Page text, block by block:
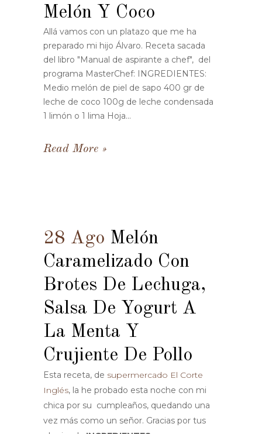
Melón Y Coco
Allá vamos con un platazo que me ha
preparado mi hijo Álvaro. Receta sacada
del libro "Manual de aspirante a chef", del
programa MasterChef: INGREDIENTES:
Medio melón de piel de sapo 400 gr de
leche de coco 100g de leche condensada
1 limón o 1 lima Hoja...
Read More
28 Ago Melón
Caramelizado Con
Brotes De Lechuga,
Salsa De Yogurt A
La Menta Y
Crujiente De Pollo
Esta receta, de supermercado El Corte
Inglés, la he probado esta noche con mi
chica por su cumpleaños, quedando una
vez más como un señor. Gracias por tus